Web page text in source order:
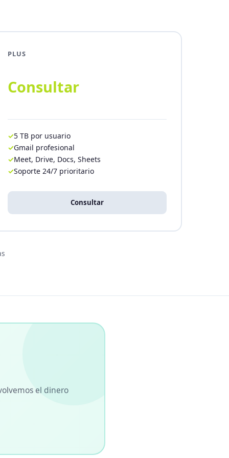
PLUS
Consultar
5 TB por usuario
Gmail profesional
Meet, Drive, Docs, Sheets
Soporte 24/7 prioritario
Consultar
el dinero